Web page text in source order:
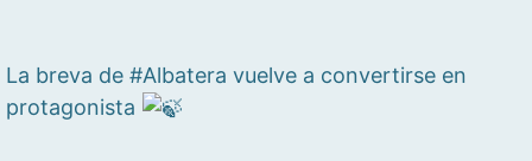
La breva de #Albatera vuelve a convertirse en
protagonista